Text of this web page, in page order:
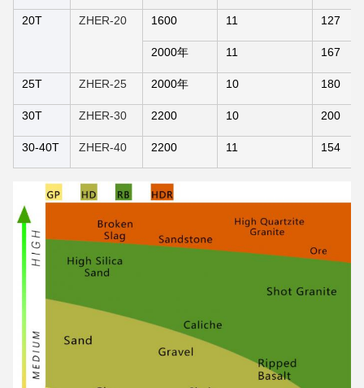
20T ZHER-20 1600 11 127
2000年 11 167
25T ZHER-25 2000年 10 180
30T ZHER-30 2200 10 200
30-40T ZHER-40 2200 11 154